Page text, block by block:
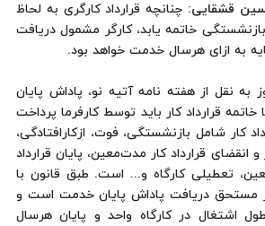
قشقایی: چنانچه قرارداد کارگری به لحاظ
بازنشستگی خاتمه یابد، کارگر مشمول دریافت
به ازای هرسال خدمت خواهد بود.
به نقل از هفته نامه آتیه نو، پاداش پایان
قرارداد کار باید توسط کارفرما پرداخت
کار شامل بازنشستگی، فوت، ازکارافتادگی،
و انقضای قرارداد کار مدت‌معین، پایان قرارداد
تعطیلی کارگاه و... است. طبق قانون با
مستحق دریافت پاداش پایان خدمت است و
اشتغال در کارگاه واحد و پایان هرسال